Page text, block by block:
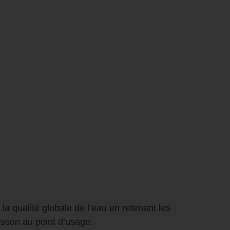
qualité globale de l’eau en retenant les
au point d’usage.